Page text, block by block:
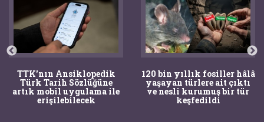
TTK'nın Ansiklopedik
Türk Tarih Sözlüğüne
artık mobil uygulama ile
erişilebilecek
120 bin yıllık fosiller hâlâ
yaşayan türlere ait çıktı
ve nesli kurumuş bir tür
keşfedildi